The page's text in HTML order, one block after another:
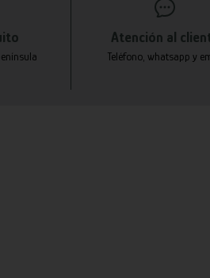
Atención al
Teléfono, whatsapp y